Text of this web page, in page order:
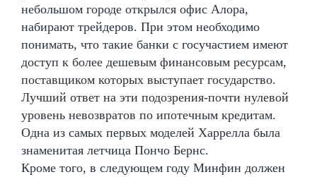
небольшом городе открылся офис Алора,
набирают трейдеров. При этом необходимо
понимать, что такие банки с госучастием имеют
доступ к более дешевым финансовым ресурсам,
поставщиком которых выступает государство.
Лучший ответ на эти подозрения-почти нулевой
уровень невозвратов по ипотечным кредитам.
Одна из самых первых моделей Харрелла была
знаменитая летчица Пончо Бернс.
Кроме того, в следующем году Минфин должен